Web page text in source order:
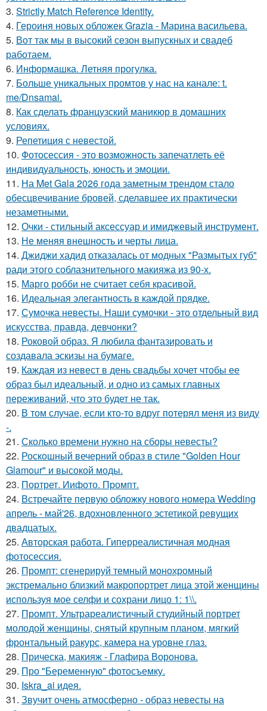
3. Strictly Match Reference Identity.
4. Героиня новых обложек Grazia - Марина васильева.
5. Вот так мы в высокий сезон выпускных и свадеб
работаем.
6. Информашка. Летняя прогулка.
7. Больше уникальных промтов у нас на канале: t.
me/Dnsamai.
8. Как сделать французский маникюр в домашних
условиях.
9. Репетиция с невестой.
10. Фотосессия - это возможность запечатлеть её
индивидуальность, юность и эмоции.
11. На Met Gala 2026 года заметным трендом стало
обесцвечивание бровей, сделавшее их практически
незаметными.
12. Очки - стильный аксессуар и имиджевый инструмент.
13. Не меняя внешность и черты лица.
14. Джиджи хадид отказалась от модных "Размытых губ"
ради этого соблазнительного макияжа из 90-х.
15. Марго робби не считает себя красивой.
16. Идеальная элегантность в каждой прядке.
17. Сумочка невесты. Наши сумочки - это отдельный вид
искусства, правда, девчонки?
18. Роковой образ. Я любила фантазировать и
создавала эскизы на бумаге.
19. Каждая из невест в день свадьбы хочет чтобы ее
образ был идеальный, и одно из самых главных
переживаний, что это будет не так.
20. В том случае, если кто-то вдруг потерял меня из виду
-.
21. Сколько времени нужно на сборы невесты?
22. Роскошный вечерний образ в стиле "Golden Hour
Glamour" и высокой моды.
23. Портрет. Иифото. Промпт.
24. Встречайте первую обложку нового номера Wedding
апрель - май'26, вдохновленного эстетикой ревущих
двадцатых.
25. Авторская работа. Гиперреалистичная модная
фотосессия.
26. Промпт: сгенерируй темный монохромный
экстремально близкий макропортрет лица этой женщины
используя мое селфи и сохрани лицо 1: 1\\.
27. Промпт. Ультрареалистичный студийный портрет
молодой женщины, снятый крупным планом, мягкий
фронтальный ракурс, камера на уровне глаз.
28. Прическа, макияж - Глафира Воронова.
29. Про "Беременную" фотосъемку.
30. Iskra_ai идея.
31. Звучит очень атмосферно - образ невесты на